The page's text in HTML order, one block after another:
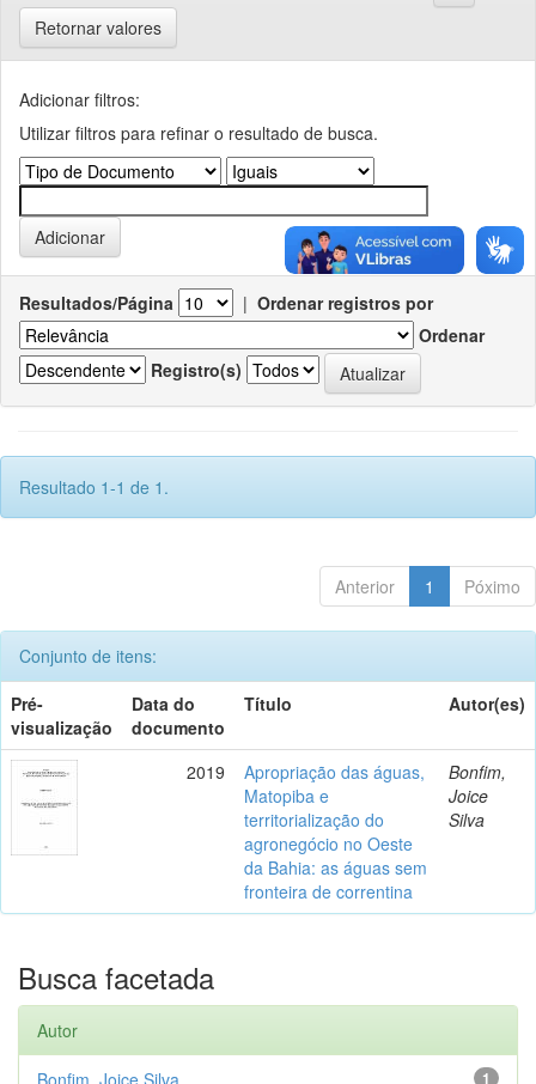
Retornar valores
Adicionar filtros:
Utilizar filtros para refinar o resultado de busca.
Resultados/Página | Ordenar registros por
Ordenar
Registro(s)
Resultado 1-1 de 1.
Anterior 1 Póximo
Conjunto de itens:
Pré-
visualização
Data do
documento
Título Autor(es)
2019
Apropriação das águas,
Matopiba e
territorialização do
agronegócio no Oeste
da Bahia: as águas sem
fronteira de correntina
Bonfim,
Joice
Silva
Busca facetada
Autor
1
Bonfim, Joice Silva